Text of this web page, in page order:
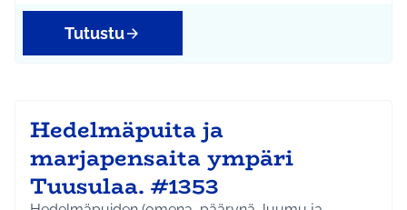
Tutustu
Hedelmäpuita ja
marjapensaita ympäri
Tuusulaa. #1353